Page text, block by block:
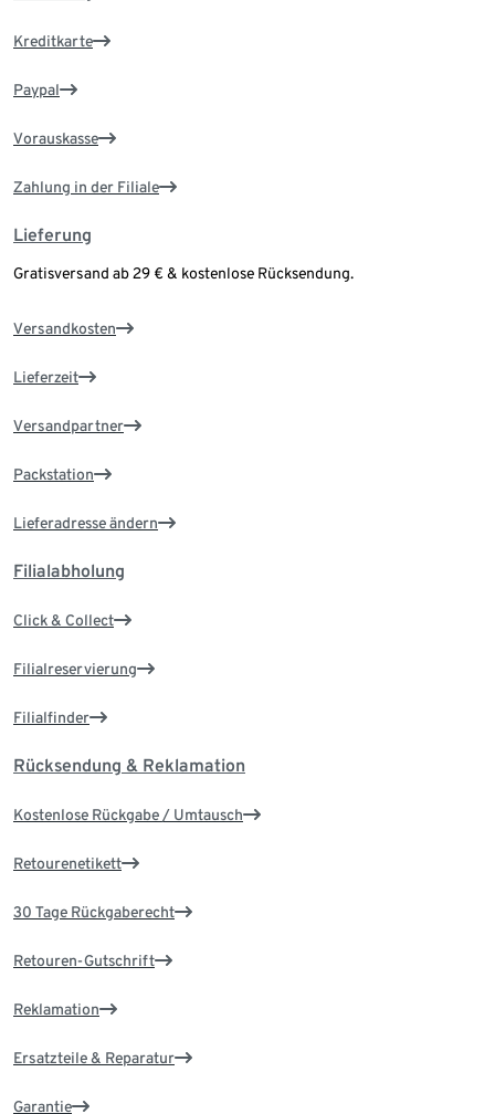
Kreditkarte
Paypal
Vorauskasse
Zahlung in der Filiale
Lieferung
Gratisversand ab 29 € & kostenlose Rücksendung.
Versandkosten
Lieferzeit
Versandpartner
Packstation
Lieferadresse ändern
Filialabholung
Click & Collect
Filialreservierung
Filialfinder
Rücksendung & Reklamation
Kostenlose Rückgabe / Umtausch
Retourenetikett
30 Tage Rückgaberecht
Retouren-Gutschrift
Reklamation
Ersatzteile & Reparatur
Garantie